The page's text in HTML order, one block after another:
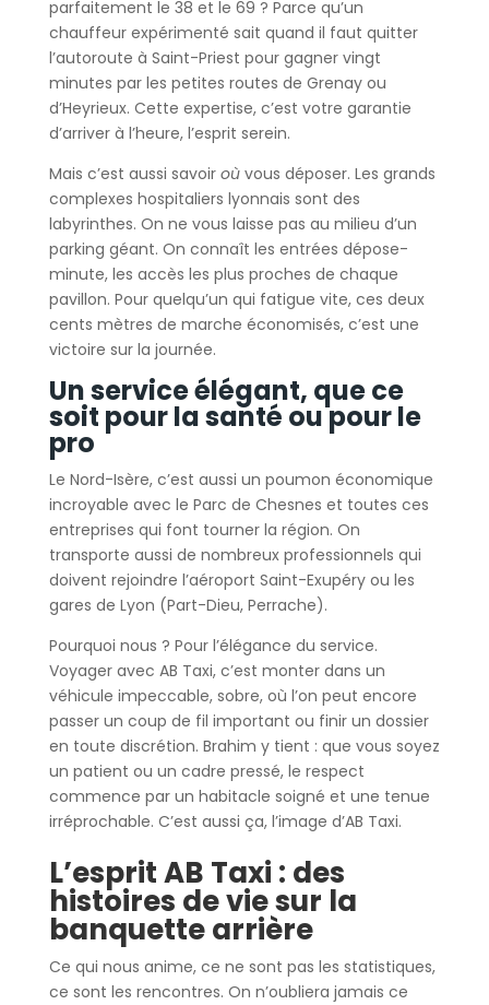
parfaitement le 38 et le 69 ? Parce qu’un
chauffeur expérimenté sait quand il faut quitter
l’autoroute à Saint-Priest pour gagner vingt
minutes par les petites routes de Grenay ou
d’Heyrieux. Cette expertise, c’est votre garantie
d’arriver à l’heure, l’esprit serein.
Mais c’est aussi savoir oùvous déposer. Les grands
complexes hospitaliers lyonnais sont des
labyrinthes. On ne vous laisse pas au milieu d’un
parking géant. On connaît les entrées dépose-
minute, les accès les plus proches de chaque
pavillon. Pour quelqu’un qui fatigue vite, ces deux
cents mètres de marche économisés, c’est une
victoire sur la journée.
Un service élégant, que ce
soit pour la santé ou pour le
pro
Le Nord-Isère, c’est aussi un poumon économique
incroyable avec le Parc de Chesnes et toutes ces
entreprises qui font tourner la région. On
transporte aussi de nombreux professionnels qui
doivent rejoindre l’aéroport Saint-Exupéry ou les
gares de Lyon (Part-Dieu, Perrache).
Pourquoi nous ? Pour l’élégance du service.
Voyager avec AB Taxi, c’est monter dans un
véhicule impeccable, sobre, où l’on peut encore
passer un coup de fil important ou finir un dossier
en toute discrétion. Brahim y tient : que vous soyez
un patient ou un cadre pressé, le respect
commence par un habitacle soigné et une tenue
irréprochable. C’est aussi ça, l’image d’AB Taxi.
L’esprit AB Taxi : des
histoires de vie sur la
banquette arrière
Ce qui nous anime, ce ne sont pas les statistiques,
ce sont les rencontres. On n’oubliera jamais ce